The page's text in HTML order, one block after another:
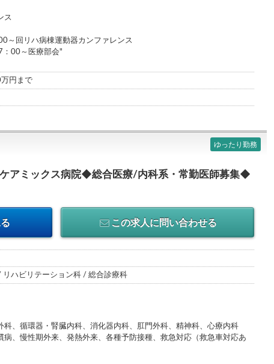
ス
～回リハ病棟運動器カンファレンス
00～医療部会"
円まで
ゆったり勤務
アミックス病院◆総合医療/内科系・常勤医師募集◆
この求人に問い合わせる
ハビリテーション科 / 総合診療科
科、循環器・腎臓内科、消化器内科、肛門外科、精神科、心療内科
病、慢性期外来、発熱外来、各種予防接種、救急対応（救急車対応あ